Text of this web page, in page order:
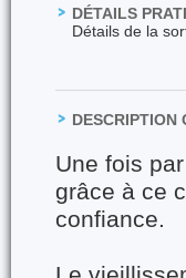
DÉTAILS
Détails de la
DESCRIPTION
Une fois
grâce à ce
confiance.